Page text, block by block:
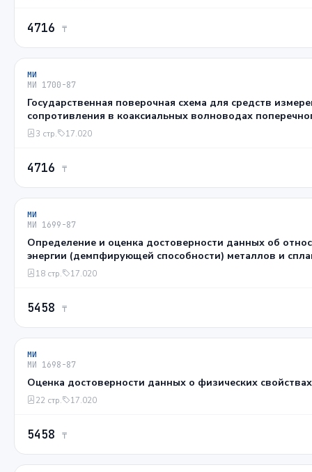
4716 ₸
МИ
МИ 1700-87
Государственная поверочная схема для средств
сопротивления в коаксиальных волноводах
7/3,04 и 3,5/1,52 мм в диапазоне частот 0,02/18,00 ГГц
3 стр. 17.020
4716 ₸
МИ
МИ 1699-87
Определение и оценка достоверности данных об
энергии (демпфирующей способности) металлов и
18 стр. 17.020
5458 ₸
МИ
МИ 1698-87
Оценка достоверности данных о физических
22 стр. 17.020
5458 ₸